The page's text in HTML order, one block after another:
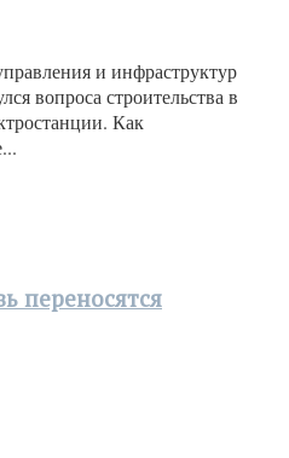
и инфраструктур
вопроса строительства в
Как
переносятся